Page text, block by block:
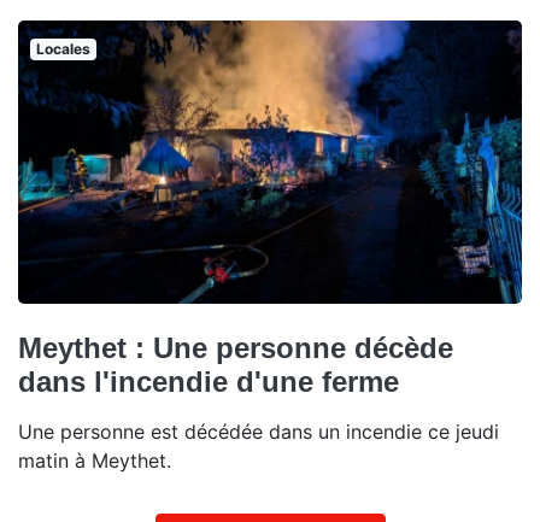
Locales
Meythet : Une personne décède
dans l'incendie d'une ferme
Une personne est décédée dans un incendie ce jeudi
matin à Meythet.